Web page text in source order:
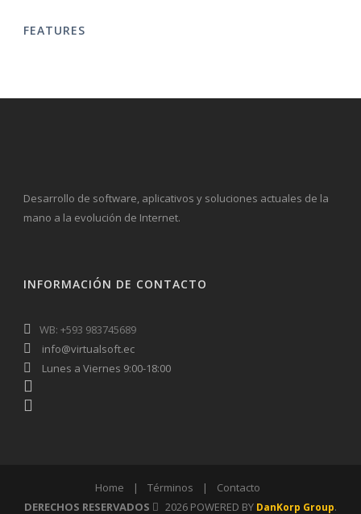
FEATURES
Desarrollo de software, aplicativos y soluciones actuales de la
mano a la evolución de Internet.
INFORMACIÓN DE CONTACTO
WB: +593 983745689
info@virtualsoft.ec
Lunes a Viernes 9:00-18:00
Home | Términos |
Contacto
DERECHOS RESERVADOS
2026 POWERED BY DanKorp Group.